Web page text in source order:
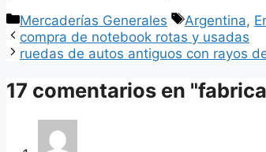
Categorías
Mercaderías Generales Etiquetas
Argentina,
compra de notebook rotas y usadas
ruedas de autos antiguos con rayos
17 comentarios en